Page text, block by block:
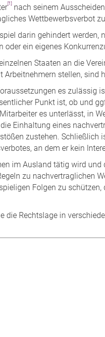
[1] nach seinem
Wettbewerbsverbot
darin gehindert
ein eigenes
Staaten an die
stellen, sind
es zulässig
Punkt ist, ob und
es unterlässt, in
Einhaltung eines
zustehen. Schließlich
an dem er kein
im Ausland tätig wird
zu nachvertraglichen
Folgen zu schützen,
die Rechtslage in